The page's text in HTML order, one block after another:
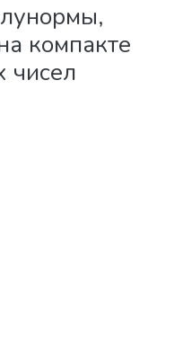
компакте
чисел